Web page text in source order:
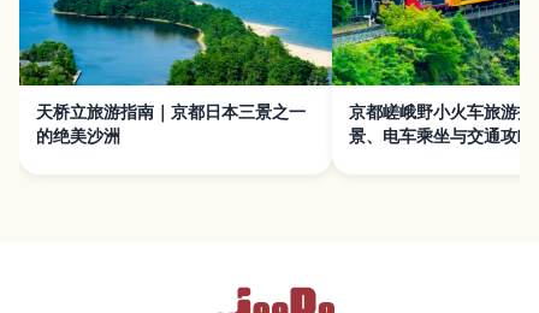
天桥立旅游指南｜京都日本三景之一
的绝美沙洲
京都嵯峨野小火车旅游指
景、电车乘坐与交通攻略